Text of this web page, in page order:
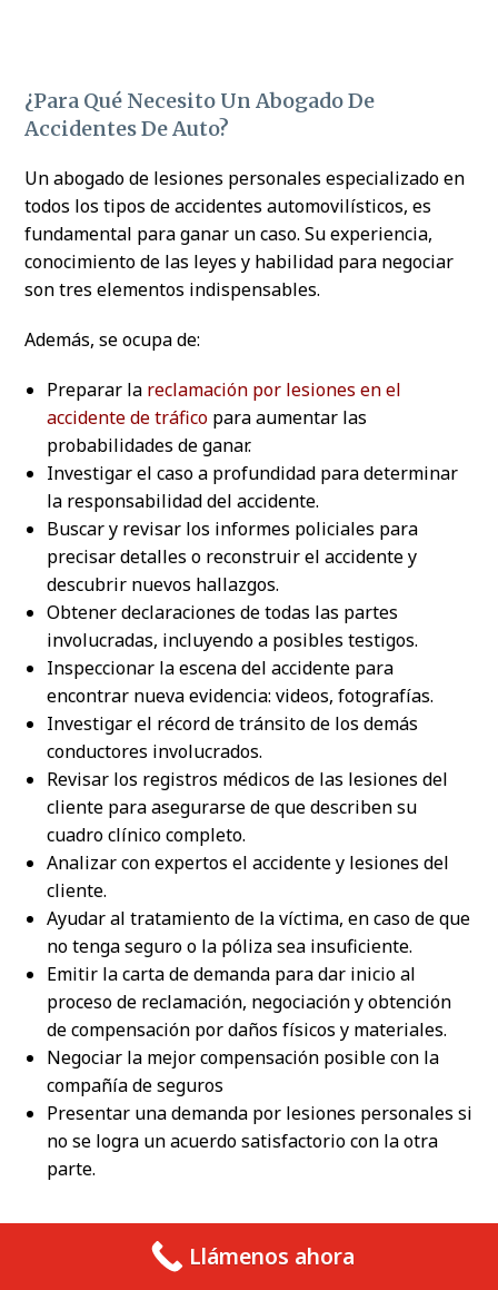
¿Para Qué Necesito Un Abogado De
Accidentes De Auto?
Un abogado de lesiones personales especializado en
todos los tipos de accidentes automovilísticos, es
fundamental para ganar un caso. Su experiencia,
conocimiento de las leyes y habilidad para negociar
son tres elementos indispensables.
Además, se ocupa de:
Preparar la reclamación por lesiones en el
accidente de tráfico para aumentar las
probabilidades de ganar.
Investigar el caso a profundidad para determinar
la responsabilidad del accidente.
Buscar y revisar los informes policiales para
precisar detalles o reconstruir el accidente y
descubrir nuevos hallazgos.
Obtener declaraciones de todas las partes
involucradas, incluyendo a posibles testigos.
Inspeccionar la escena del accidente para
encontrar nueva evidencia: videos, fotografías.
Investigar el récord de tránsito de los demás
conductores involucrados.
Revisar los registros médicos de las lesiones del
cliente para asegurarse de que describen su
cuadro clínico completo.
Analizar con expertos el accidente y lesiones del
cliente.
Ayudar al tratamiento de la víctima, en caso de que
no tenga seguro o la póliza sea insuficiente.
Emitir la carta de demanda para dar inicio al
proceso de reclamación, negociación y obtención
de compensación por daños físicos y materiales.
Negociar la mejor compensación posible con la
compañía de seguros
Presentar una demanda por lesiones personales si
no se logra un acuerdo satisfactorio con la otra
parte.
Llámenos ahora